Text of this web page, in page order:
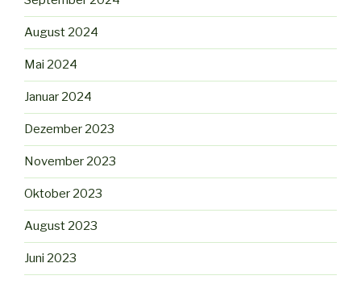
August 2024
Mai 2024
Januar 2024
Dezember 2023
November 2023
Oktober 2023
August 2023
Juni 2023